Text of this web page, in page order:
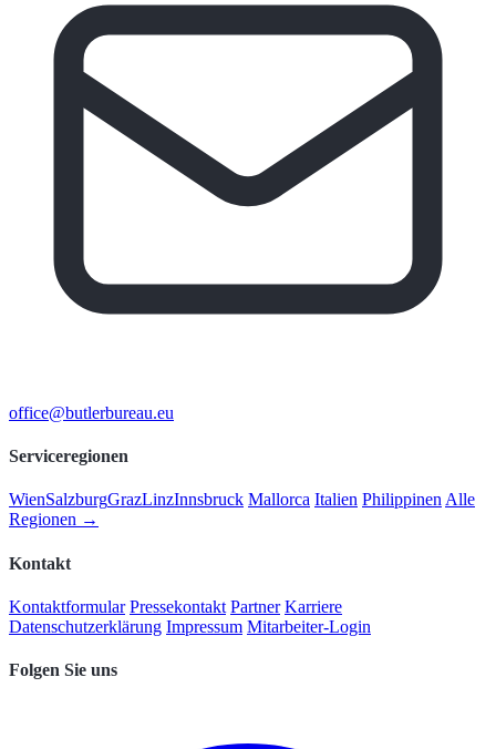
office@butlerbureau.eu
Serviceregionen
WienSalzburgGrazLinzInnsbruck Mallorca Italien Philippinen Alle
Regionen →
Kontakt
Kontaktformular Pressekontakt Partner Karriere
Datenschutzerklärung Impressum Mitarbeiter-Login
Folgen Sie uns